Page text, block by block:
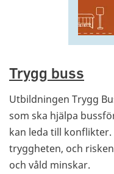
Trygg buss
Utbildningen Trygg
som ska hjälpa
kan leda till
tryggheten, och
och våld minskar.